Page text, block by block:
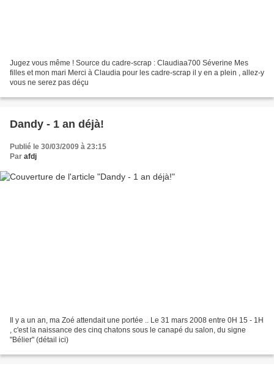
Jugez vous même ! Source du cadre-scrap : Claudiaa700 Séverine Mes
filles et mon mari Merci à Claudia pour les cadre-scrap il y en a plein , allez-y
vous ne serez pas déçu
Dandy - 1 an déjà!
Publié le 30/03/2009 à 23:15
Par afdj
Il y a un an, ma Zoé attendait une portée .. Le 31 mars 2008 entre 0H 15 - 1H
, c'est la naissance des cinq chatons sous le canapé du salon, du signe
"Bélier" (détail ici)